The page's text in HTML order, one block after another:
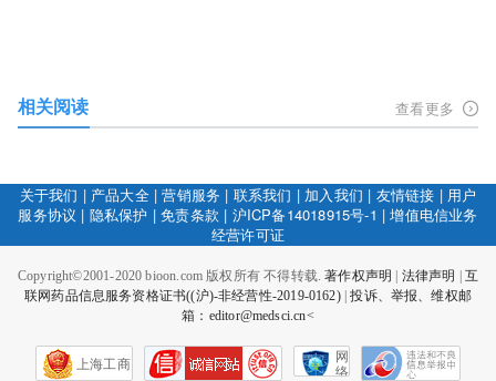
相关阅读 查看更多
关于我们 | 产品大全|营销服务 | 联系我们 | 加入我们 | 友情链接 | 用户
服务协议 | 隐私保护 |免责条款 | 沪ICP备14018915号-1 |增值电信业务
经营许可证
Copyright©2001-2020 bioon.com 版权所有 不得转载.著作权声明 | 法律声明 | 互
联网药品信息服务资格证书((沪)-非经营性-2019-0162)|投诉、举报、维权邮
箱：editor@medsci.cn<
上海工商
网
络